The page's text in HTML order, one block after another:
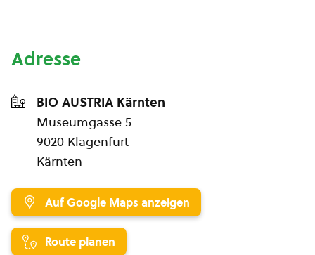
Adresse
BIO AUSTRIA Kärnten
Museumgasse 5
9020 Klagenfurt
Kärnten
Auf Google Maps anzeigen
Route planen